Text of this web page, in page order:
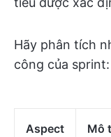
Hãy phân tích
công của sprint:
Aspect Mô